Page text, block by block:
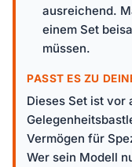
ausreichend.
einem Set
müssen.
PASST ES ZU
Dieses Set ist vor
Vermögen für
Wer sein Modell